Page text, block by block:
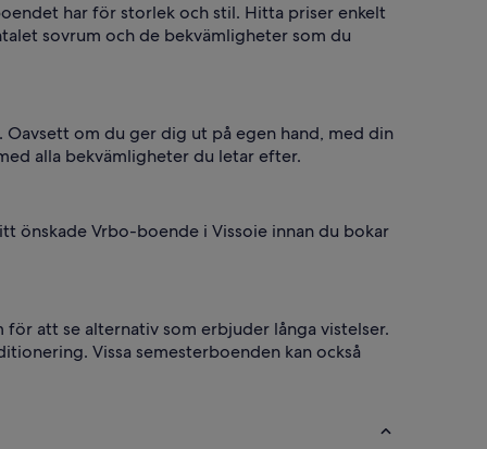
har för storlek och stil. Hitta priser enkelt
sovrum och de bekvämligheter som du
om du ger dig ut på egen hand, med din
alla bekvämligheter du letar efter.
önskade Vrbo-boende i Vissoie innan du bokar
att se alternativ som erbjuder långa vistelser.
Vissa semesterboenden kan också